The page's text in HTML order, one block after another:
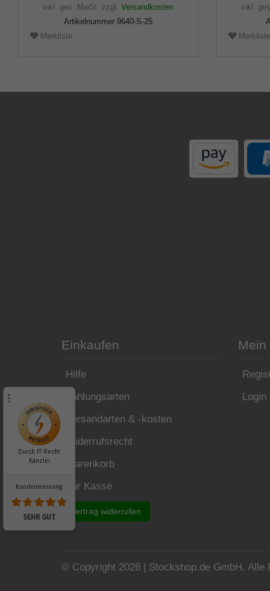
inkl. ges. MwSt. zzgl.Versandkosten
Artikelnummer 9640-S-25
Merkliste
inkl.
Merkliste
Einkaufen
Hilfe
Zahlungsarten
Versandarten & -kosten
Widerrufsrecht
Warenkorb
Zur Kasse
Vertrag widerrufen
Mein
Login
© Copyright 2026 | Stockshop.de GmbH. Alle
Durch IT-Recht
Kanzlei
Kundenmeinung:
SEHR GUT